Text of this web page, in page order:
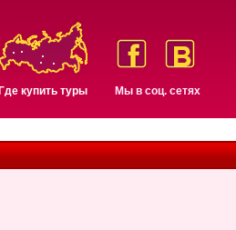
Где купить туры Мы в соц. сетях